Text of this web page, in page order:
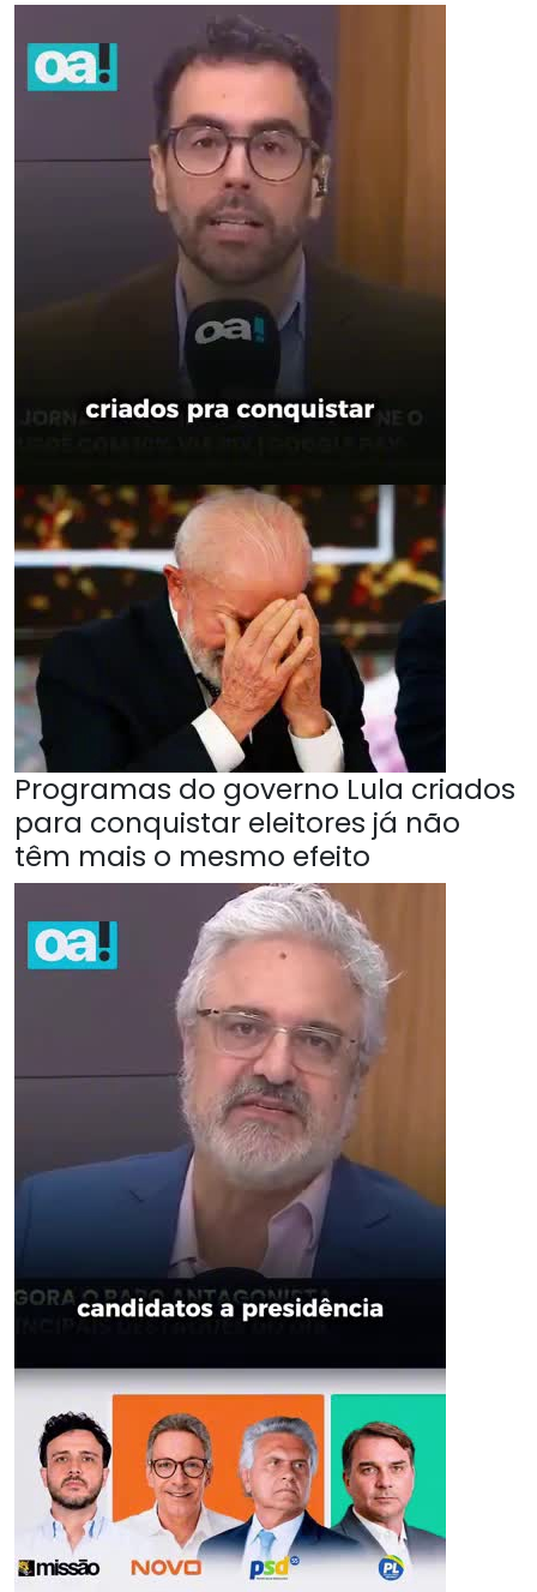
Programas do governo Lula criados
para conquistar eleitores já não
têm mais o mesmo efeito